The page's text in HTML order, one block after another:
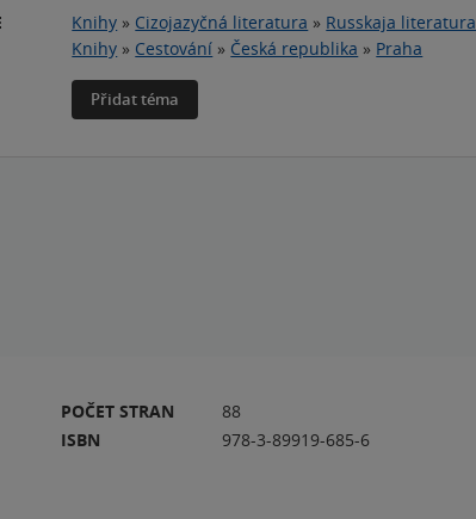
Knihy » Cizojazyčná literatura » Russkaja literatura
Knihy » Cestování » Česká republika » Praha
Přidat téma
POČET STRAN
88
ISBN
978-3-89919-685-6